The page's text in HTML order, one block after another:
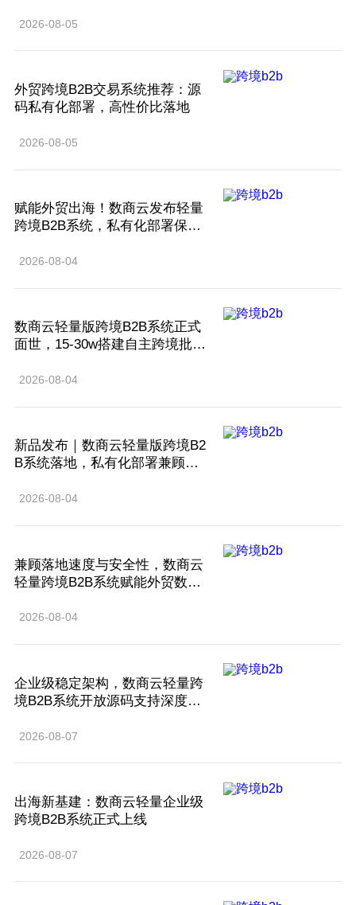
2026-08-05
外贸跨境B2B交易系统推荐：源
码私有化部署，高性价比落地
2026-08-05
赋能外贸出海！数商云发布轻量
跨境B2B系统，私有化部署保障
2026-08-04
数商云轻量版跨境B2B系统正式
面世，15-30w搭建自主跨境批发
2026-08-04
新品发布｜数商云轻量版跨境B2
B系统落地，私有化部署兼顾高
2026-08-04
兼顾落地速度与安全性，数商云
轻量跨境B2B系统赋能外贸数字
2026-08-04
企业级稳定架构，数商云轻量跨
境B2B系统开放源码支持深度定
2026-08-07
出海新基建：数商云轻量企业级
跨境B2B系统正式上线
2026-08-07